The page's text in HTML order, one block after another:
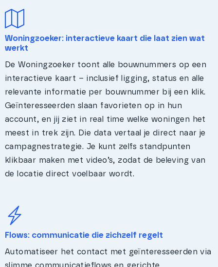
Woningzoeker: interactieve kaart die laat zien wat
werkt
De Woningzoeker toont alle bouwnummers op een
interactieve kaart – inclusief ligging, status en alle
relevante informatie per bouwnummer bij een klik.
Geïnteresseerden slaan favorieten op in hun
account, en jij ziet in real time welke woningen het
meest in trek zijn. Die data vertaal je direct naar je
campagnestrategie. Je kunt zelfs standpunten
klikbaar maken met video’s, zodat de beleving van
de locatie direct voelbaar wordt.
Flows: communicatie die zichzelf regelt
Automatiseer het contact met geïnteresseerden via